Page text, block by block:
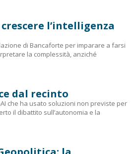
l’intelligenza
di Bancaforte per imparare a farsi
la complessità, anziché
dal recinto
che ha usato soluzioni non previste per
il dibattito sull’autonomia e la